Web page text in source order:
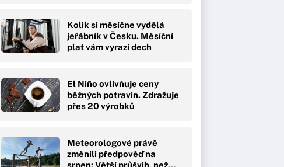
Kolik si měsíčne vydělá
jeřábník v Česku. Měsíční
plat vám vyrazí dech
El Niño ovlivňuje ceny
běžných potravin. Zdražuje
přes 20 výrobků
Meteorologové právě
změnili předpověď na
srpen: Větší průšvih, než…